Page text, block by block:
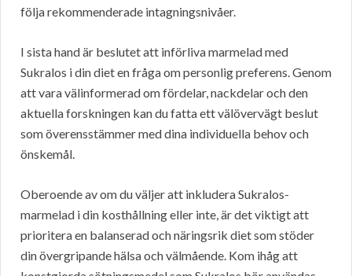
följa rekommenderade intagningsnivåer.
I sista hand är beslutet att införliva marmelad med
Sukralos i din diet en fråga om personlig preferens. Genom
att vara välinformerad om fördelar, nackdelar och den
aktuella forskningen kan du fatta ett välövervägt beslut
som överensstämmer med dina individuella behov och
önskemål.
Oberoende av om du väljer att inkludera Sukralos-
marmelad i din kosthållning eller inte, är det viktigt att
prioritera en balanserad och näringsrik diet som stöder
din övergripande hälsa och välmående. Kom ihåg att